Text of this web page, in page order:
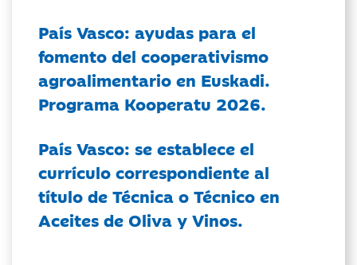
País Vasco: ayudas para el
fomento del cooperativismo
agroalimentario en Euskadi.
Programa Kooperatu 2026.
País Vasco: se establece el
currículo correspondiente al
título de Técnica o Técnico en
Aceites de Oliva y Vinos.